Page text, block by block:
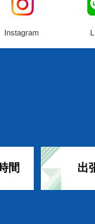
Instagram
間 出